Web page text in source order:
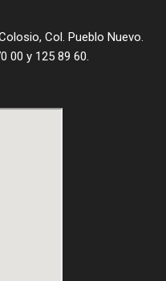
Col. Pueblo Nuevo.
00 y 125 89 60.